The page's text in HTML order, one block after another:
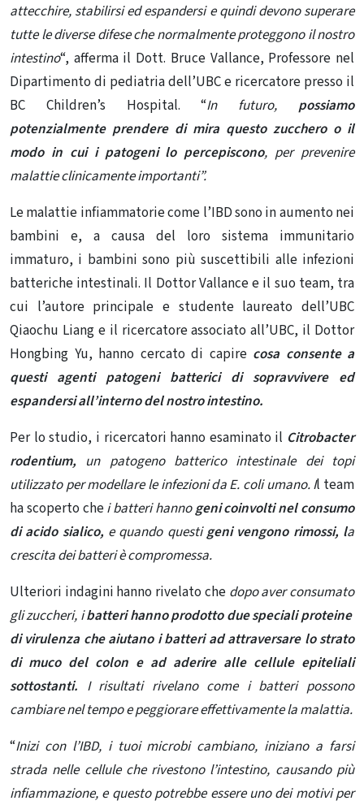
attecchire, stabilirsi ed espandersi e quindi devono superare
tutte le diverse difese che normalmente proteggono il nostro
intestino“, afferma il Dott. Bruce Vallance, Professore nel
Dipartimento di pediatria dell’UBC e ricercatore presso il
BC Children’s Hospital. “In futuro,possiamo
potenzialmente prendere di mira questo zucchero o il
modo in cui i patogeni lo percepiscono, per prevenire
malattie clinicamente importanti”.
Le malattie infiammatorie come l’IBD sono in aumento nei
bambini e, a causa del loro sistema immunitario
immaturo, i bambini sono più suscettibili alle infezioni
batteriche intestinali. Il Dottor Vallance e il suo team, tra
cui l’autore principale e studente laureato dell’UBC
Qiaochu Liang e il ricercatore associato all’UBC, il Dottor
Hongbing Yu, hanno cercato di capirecosa consente a
questi agenti patogeni batterici di sopravvivere ed
espandersi all’interno del nostro intestino.
Per lo studio, i ricercatori hanno esaminato il Citrobacter
rodentium, un patogeno batterico intestinale dei topi
utilizzato per modellare le infezioni da E. coli umano. Il team
ha scoperto chei batteri hannogeni coinvolti nel consumo
di acido sialico, e quando questigeni vengono rimossi, la
crescita dei batteri è compromessa.
Ulteriori indagini hanno rivelato che dopo aver consumato
gli zuccheri, ibatteri hanno prodotto due speciali proteine ​​
di virulenza che aiutano i batteri ad attraversare lo strato
di muco del colon e ad aderire alle cellule epiteliali
sottostanti. I risultati rivelano come i batteri possono
cambiare nel tempo e peggiorare effettivamente la malattia.
“Inizi con l’IBD, i tuoi microbi cambiano, iniziano a farsi
strada nelle cellule che rivestono l’intestino, causando più
infiammazione, e questo potrebbe essere uno dei motivi per